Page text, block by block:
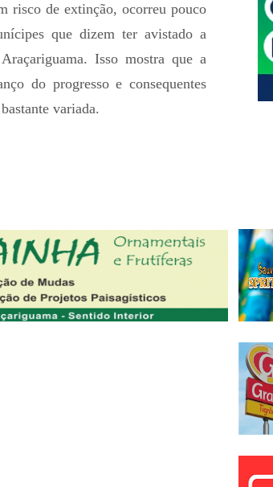
risco de extinção, ocorreu pouco
que dizem ter avistado a
Isso mostra que a
do progresso e consequentes
variada.